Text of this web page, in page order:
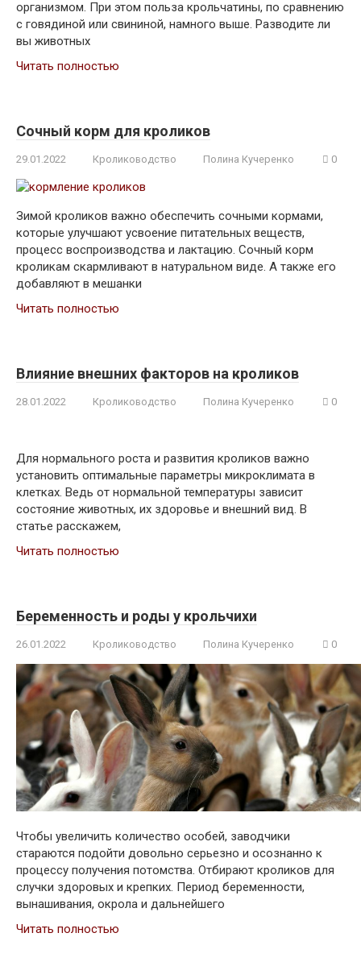
организмом. При этом польза крольчатины, по сравнению
с говядиной или свининой, намного выше. Разводите ли
вы животных
Читать полностью
Сочный корм для кроликов
29.01.2022 Кролиководство Полина Кучеренко 0
Зимой кроликов важно обеспечить сочными кормами,
которые улучшают усвоение питательных веществ,
процесс воспроизводства и лактацию. Сочный корм
кроликам скармливают в натуральном виде. А также его
добавляют в мешанки
Читать полностью
Влияние внешних факторов на кроликов
28.01.2022 Кролиководство Полина Кучеренко 0
Для нормального роста и развития кроликов важно
установить оптимальные параметры микроклимата в
клетках. Ведь от нормальной температуры зависит
состояние животных, их здоровье и внешний вид. В
статье расскажем,
Читать полностью
Беременность и роды у крольчихи
26.01.2022 Кролиководство Полина Кучеренко 0
Чтобы увеличить количество особей, заводчики
стараются подойти довольно серьезно и осознанно к
процессу получения потомства. Отбирают кроликов для
случки здоровых и крепких. Период беременности,
вынашивания, окрола и дальнейшего
Читать полностью